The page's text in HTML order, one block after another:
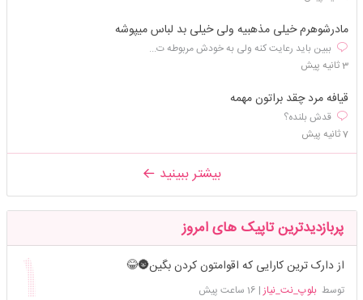
مادرشوهرم خیلی مذهبیه ولی خیلی بد لباس میپوشه
ببین باید رعایت کنه ولی به خودش مربوطه ت...
3 ثانیه پیش
قیافه مرد چقد براتون مهمه
قدش بلنده؟
7 ثانیه پیش
بیشتر ببینید
پربازدیدترین تاپیک های امروز
از دارک ترین کارایی که اقوامتون کردن بگین🌚😂
توسطبلوپ_نت_نیاز | 16 ساعت پیش